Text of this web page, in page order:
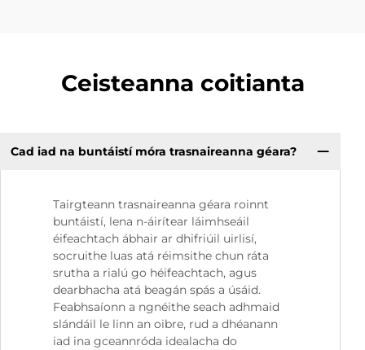
Ceisteanna coitianta
Cad iad na buntáistí móra trasnaireanna géara?
Tairgteann trasnaireanna géara roinnt
buntáistí, lena n-áirítear láimhseáil
éifeachtach ábhair ar dhifriúil uirlisí,
socruithe luas atá réimsithe chun ráta
srutha a rialú go héifeachtach, agus
dearbhacha atá beagán spás a úsáid.
Feabhsaíonn a ngnéithe seach adhmaid
slándáil le linn an oibre, rud a dhéanann
iad ina gceannróda idealacha do